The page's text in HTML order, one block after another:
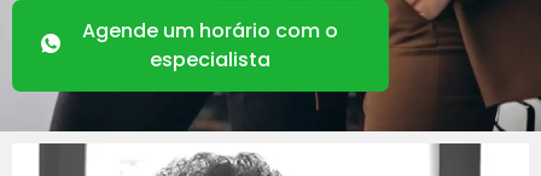
Agende um horário com o
especialista